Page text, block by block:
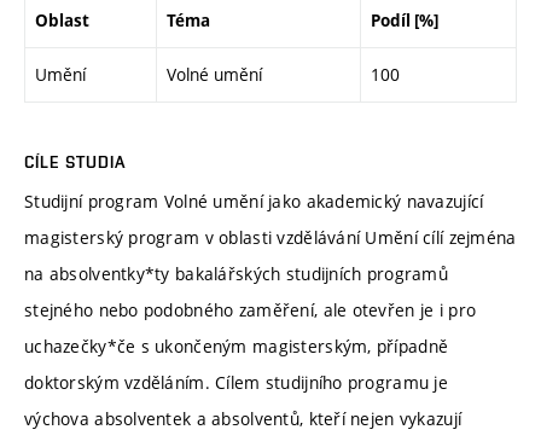
Oblast Téma Podíl [%]
Umění Volné umění 100
CÍLE STUDIA
Studijní program Volné umění jako akademický navazující
magisterský program v oblasti vzdělávání Umění cílí zejména
na absolventky*ty bakalářských studijních programů
stejného nebo podobného zaměření, ale otevřen je i pro
uchazečky*če s ukončeným magisterským, případně
doktorským vzděláním. Cílem studijního programu je
výchova absolventek a absolventů, kteří nejen vykazují